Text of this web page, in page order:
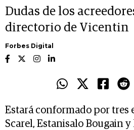
Dudas de los
directorio de Vicentin
Forbes Digital
Estará conformado por tres
Scarel, Estanisalo Bougain